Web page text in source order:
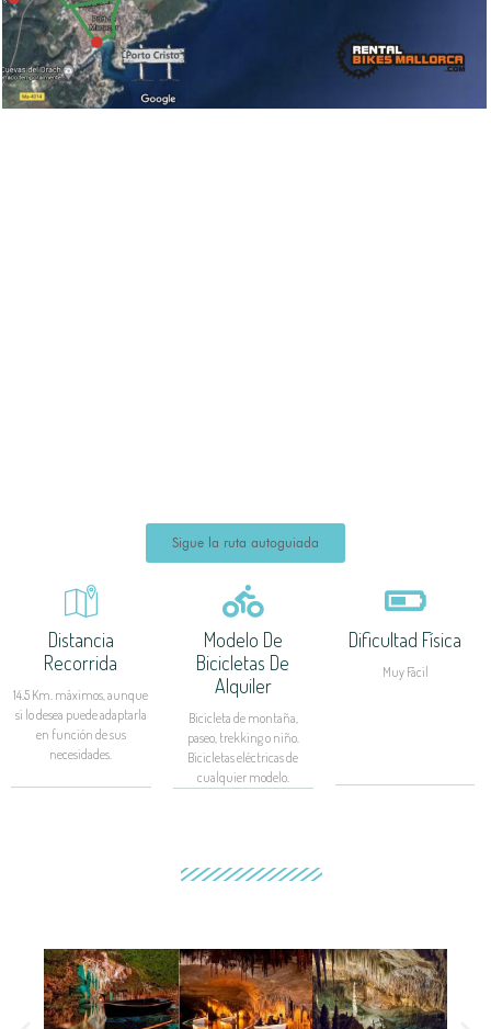
Sigue la ruta autoguiada
Distancia
Recorrida
14.5 Km. máximos, aunque
si lo desea puede adaptarla
en función de sus
necesidades.
Modelo De
Bicicletas De
Alquiler
Bicicleta de montaña,
paseo, trekking o niño.
Bicicletas eléctricas de
cualquier modelo.
Dificultad Física
Muy Fácil